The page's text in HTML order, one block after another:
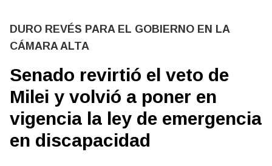
DURO REVÉS PARA EL GOBIERNO EN LA
CÁMARA ALTA
Senado revirtió el veto de
Milei y volvió a poner en
vigencia la ley de emergencia
en discapacidad